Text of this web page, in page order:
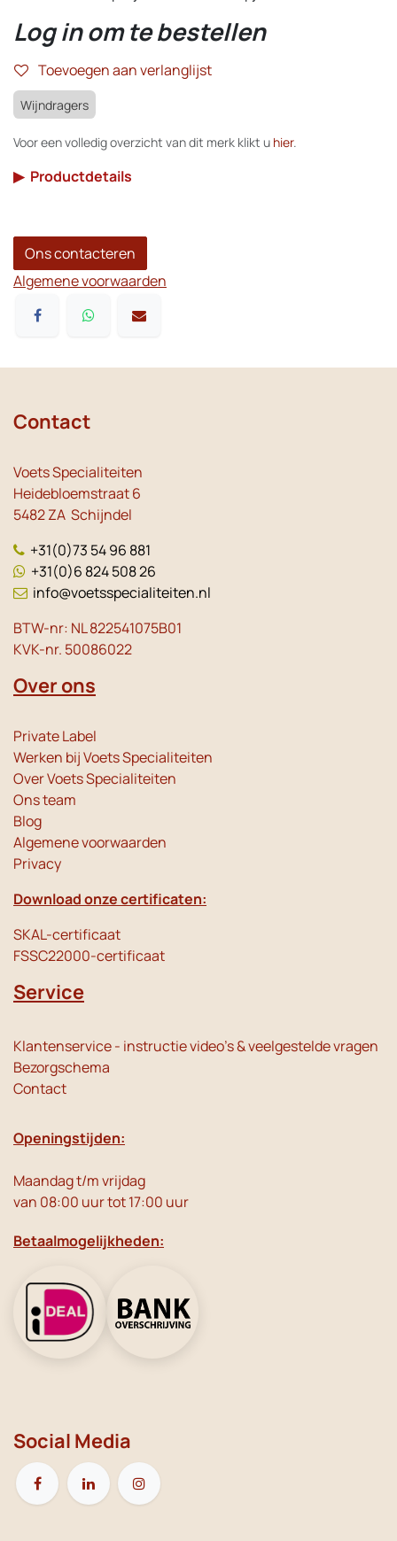
Log in om te bestellen
Toevoegen aan verlanglijst
Wijndragers
Voor een volledig overzicht van dit merk klikt u hier.
▶ Productdetails
Ons contacteren
Algemene voorwaarden
Contact
Voets Specialiteiten
Heidebloemstraat 6
5482 ZA Schijndel
+31(0)73 54 96 881
+31(0)6 824 508 26
info@voetsspecialiteiten.nl
BTW-nr: NL 822541075B01
KVK-nr. 50086022
Over ons
Private Label
Werken bij Voets Specialiteiten
Over Voets Specialiteiten
Ons team
Blog
Algemene voorwaarden
Privacy
Download onze certificaten:
SKAL-certificaat
FSSC22000-certificaat
Service
Klantenservice - instructie video's & veelgestelde vragen
Bezorgschema
Contact
Openingstijden:
Maandag t/m vrijdag
van 08:00 uur tot 17:00 uur
Betaalmogelijkheden:
Social Media